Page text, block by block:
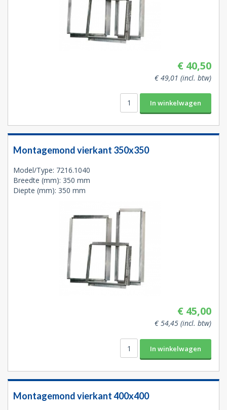
€ 40,50
€ 49,01 (incl. btw)
Montagemond vierkant 350x350
Model/Type: 7216.1040
Breedte (mm): 350 mm
Diepte (mm): 350 mm
€ 45,00
€ 54,45 (incl. btw)
Montagemond vierkant 400x400